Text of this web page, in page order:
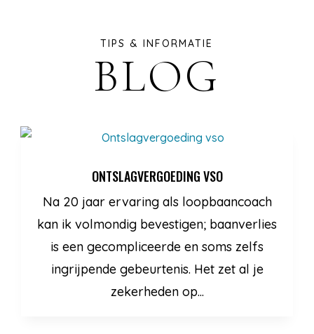
TIPS & INFORMATIE
BLOG
ONTSLAGVERGOEDING VSO
Na 20 jaar ervaring als loopbaancoach
kan ik volmondig bevestigen; baanverlies
is een gecompliceerde en soms zelfs
ingrijpende gebeurtenis. Het zet al je
zekerheden op...